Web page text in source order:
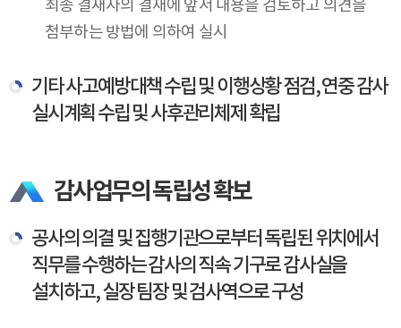
최종 결재자의 결재에 앞서 내용을 검토하고 의견을
첨부하는 방법에 의하여 실시
기타 사고예방대책 수립 및 이행상황 점검, 연중 감사
실시계획 수립 및 사후관리체제 확립
감사업무의 독립성 확보
공사의 의결 및 집행기관으로부터 독립된 위치에서
직무를 수행하는 감사의 직속 기구로 감사실을
설치하고, 실장 팀장 및 검사역으로 구성